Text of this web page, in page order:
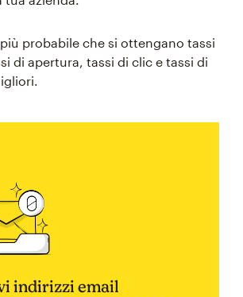
probabile che si ottengano tassi
di apertura, tassi di clic e tassi di
indirizzi email